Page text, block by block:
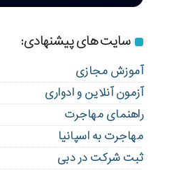
سایت های پیشنهادی:
آموزش مجازی
آزمون آنلاین و ادواری
راهنمای مهاجرت
مهاجرت به اسپانیا
ثبت شرکت در دبی